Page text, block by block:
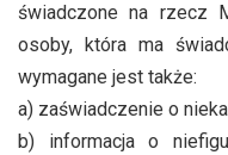
świadczone na rzecz
osoby, która ma
wymagane jest także:
a) zaświadczenie o
b) informacja o